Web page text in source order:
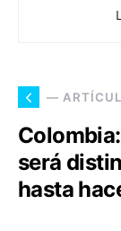
—
será
hasta